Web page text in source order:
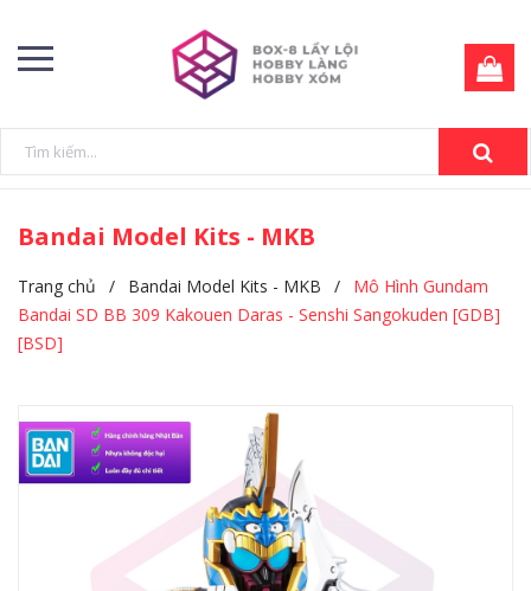
Bandai Model Kits - MKB
Trang chủ / Bandai Model Kits - MKB /
Mô Hình Gundam
Bandai SD BB 309 Kakouen Daras - Senshi Sangokuden [GDB]
[BSD]